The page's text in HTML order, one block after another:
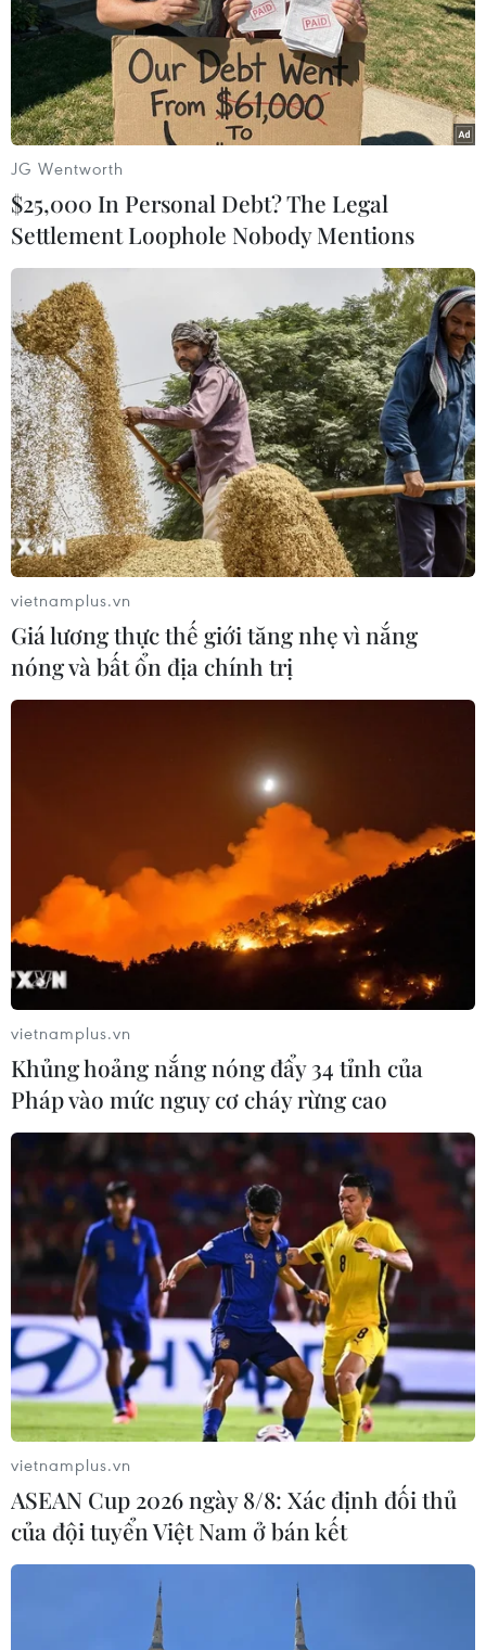
Nhật Bản xác nhận ca tử vong đầu tiên do
COVID-19
13/02/2020 12:40
Phát biểu trong một cuộc họp báo, Bộ trưởng Y tế Nhật
Bản Katsunobu Kato nêu rõ nạn nhân là một cụ bà 80
tuổi sống ở tỉnh Kanagawa, giáp với thủ đô Tokyo.
Trung Quốc: Tỉnh Hồ Bắc có thêm
116 người tử vong do dịch COVID-19
14/02/2020 00:20
Tỉnh Hồ Bắc thông báo đã phát hiện thêm 4.823 ca
nhiễm COVID-19 trong ngày 13/2, có thêm 116 người tử
Mỹ sẵn sàng miễn trừng phạt để giúp
Triều Tiên chống dịch COVID-19
14/02/2020 00:45
Người phát ngôn Bộ Ngoại giao Mỹ Morgan Ortagus
cho biết nước này hoan nghênh các tổ chức viện trợ
trong nước và quốc tế đến giúp Triều Tiên đối phó với
JG Wentworth
$25,000 In Personal Debt? The Legal
Settlement Loophole Nobody Mentions
vietnamplus.vn
Giá lương thực thế giới tăng nhẹ vì nắng
nóng và bất ổn địa chính trị
vietnamplus.vn
Khủng hoảng nắng nóng đẩy 34 tỉnh của
Pháp vào mức nguy cơ cháy rừng cao
vietnamplus.vn
ASEAN Cup 2026 ngày 8/8: Xác định đối thủ
của đội tuyển Việt Nam ở bán kết